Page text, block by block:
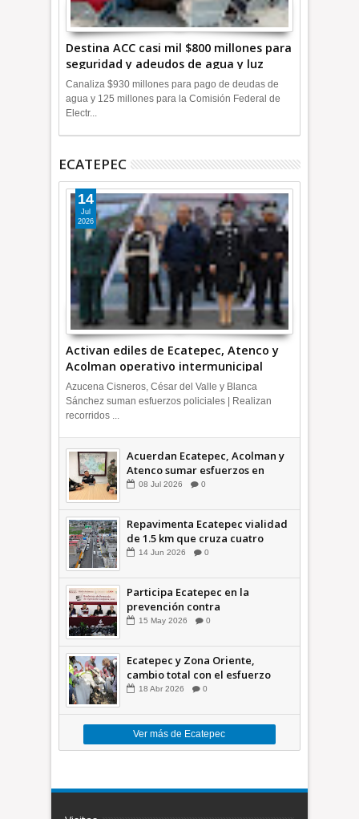
Destina ACC casi mil $800 millones para
seguridad y adeudos de agua y luz
+Video
Canaliza $930 millones para pago de deudas de
agua y 125 millones para la Comisión Federal de
Electr...
ECATEPEC
Activan ediles de Ecatepec, Atenco y
Acolman operativo intermunicipal
14
Jul
2026
Azucena Cisneros, César del Valle y Blanca
Sánchez suman esfuerzos policiales | Realizan
recorridos ...
Acuerdan Ecatepec, Acolman y
Atenco sumar esfuerzos en
seguridad
08 Jul 2026 0
Repavimenta Ecatepec vialidad
de 1.5 km que cruza cuatro
comunidades +Video
14 Jun 2026 0
Participa Ecatepec en la
prevención contra
inundaciones en el Valle de
15 May 2026 0
Ecatepec y Zona Oriente,
cambio total con el esfuerzo
conjunto: Azucena; retiran 21
18 Abr 2026 0
Ver más de Ecatepec